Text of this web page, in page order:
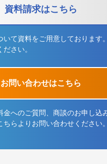
資料請求はこちら
いて資料をご用意しております
さい。
お問い合わせはこちら
金へのご質問、商談のお申し込
らよりお問い合わせください。